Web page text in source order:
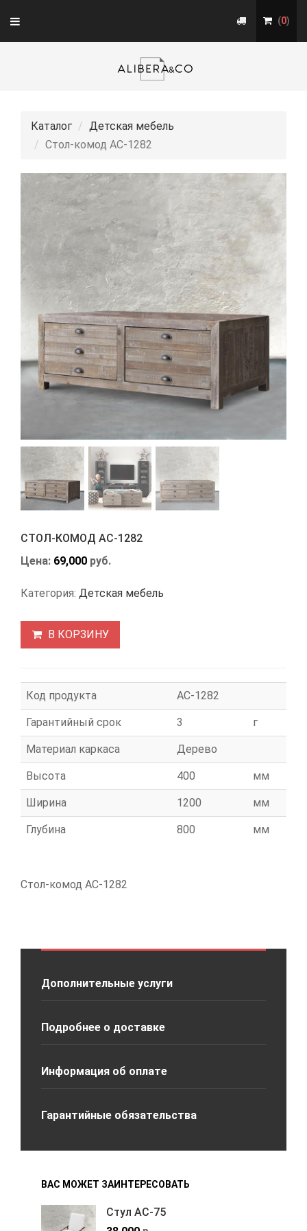
Toggle
navigation
(0)
Каталог
Детская мебель
Стол-комод АС-1282
СТОЛ-КОМОД АС-1282
Цена: 69,000 руб.
Категория: Детская мебель
В КОРЗИНУ
Код продукта АС-1282
Гарантийный срок 3 г
Материал каркаса Дерево
Высота 400 мм
Ширина 1200 мм
Глубина 800 мм
Стол-комод АС-1282
Дополнительные услуги
Подробнее о доставке
Информация об оплате
Гарантийные обязательства
ВАС МОЖЕТ ЗАИНТЕРЕСОВАТЬ
Стул АС-75